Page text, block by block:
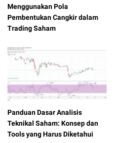
Menggunakan Pola
Pembentukan Cangkir dalam
Trading Saham
Panduan Dasar Analisis
Teknikal Saham: Konsep dan
Tools yang Harus Diketahui